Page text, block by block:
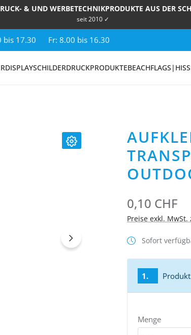
& UND WERBETECHNIKPRODUKTE AUS DER
seit 2010 ✓
bis 17.30 Fr: 8.00 bis 16.30
DISPLAYSCHILDERDRUCKPRODUKTE
0,10 CHF
Preise exkl.
Sofort
1.
Menge